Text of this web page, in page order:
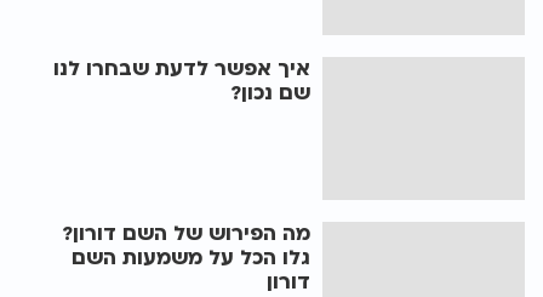
איך אפשר לדעת שבחרו לנו
שם נכון?
מה הפירוש של השם דורון?
גלו הכל על משמעות השם
דורון